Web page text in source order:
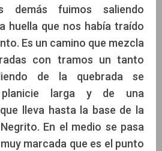
demás fuimos saliendo
huella que nos había traído
Es un camino que mezcla
con tramos un tanto
de la quebrada se
planicie larga y de una
lleva hasta la base de la
En el medio se pasa
marcada que es el punto